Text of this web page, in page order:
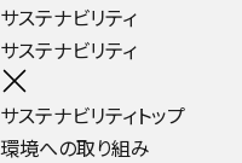
サステナビリティ
サステナビリティ
サステナビリティトップ
環境への取り組み